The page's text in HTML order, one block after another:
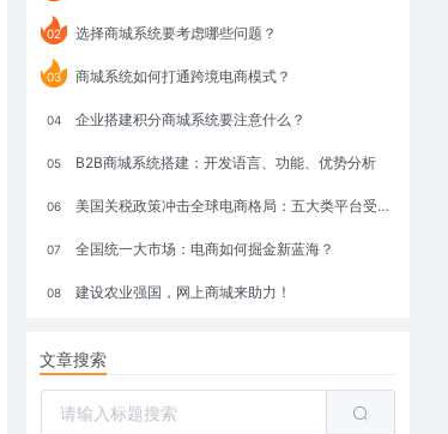
02 选择商城系统要考虑哪些问题？
03 商城系统如何打通跨境电商模式？
04 企业搭建积分商城系统要注意什么？
05 B2B商城系统搭建：开发语言、功能、优势分析
06 美国关税政策冲击全球电商格局：五大类平台受重创，转型与自救成关键
07 全国统一大市场：电商如何掘金新蓝海？
08 建设农业强国，网上商城来助力！
文章搜索